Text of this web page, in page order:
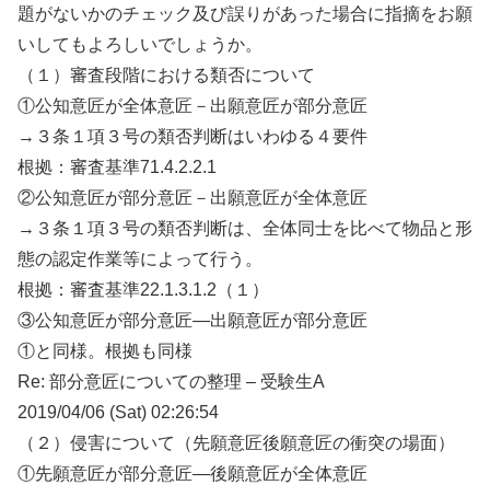
題がないかのチェック及び誤りがあった場合に指摘をお願
いしてもよろしいでしょうか。
（１）審査段階における類否について
①公知意匠が全体意匠－出願意匠が部分意匠
→３条１項３号の類否判断はいわゆる４要件
根拠：審査基準71.4.2.2.1
②公知意匠が部分意匠－出願意匠が全体意匠
→３条１項３号の類否判断は、全体同士を比べて物品と形
態の認定作業等によって行う。
根拠：審査基準22.1.3.1.2（１）
③公知意匠が部分意匠―出願意匠が部分意匠
①と同様。根拠も同様
Re: 部分意匠についての整理 – 受験生A
2019/04/06 (Sat) 02:26:54
（２）侵害について（先願意匠後願意匠の衝突の場面）
①先願意匠が部分意匠―後願意匠が全体意匠